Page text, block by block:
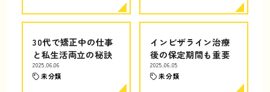
30代で矯正中の仕事
と私生活両立の秘訣
2025.06.06
未分類
インビザライン治療
後の保定期間も重要
2025.06.05
未分類